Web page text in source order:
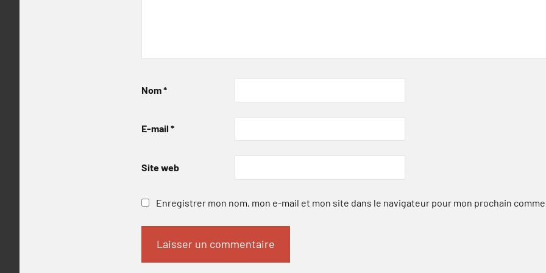
Nom*
E-mail *
Site web
Enregistrer mon nom, mon e-mail et mon site dans le navigateur pour mon prochain